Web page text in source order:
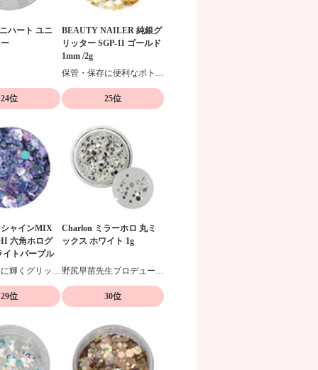
ハート ユニ
BEAUTY NAILER 純銀グ
リッター SGP-11 ゴールド
1mm /2g
保管・保存に便利なボトル入りの純銀グリッター
24位
ャインMIX
六角ホログ
イトパープル
宝石のように輝くグリッター
25位
Charlon ミラーホロ 丸ミ
ックス ホワイト 1g
野尻早苗先生プロデュースのホログラム
29位 30位